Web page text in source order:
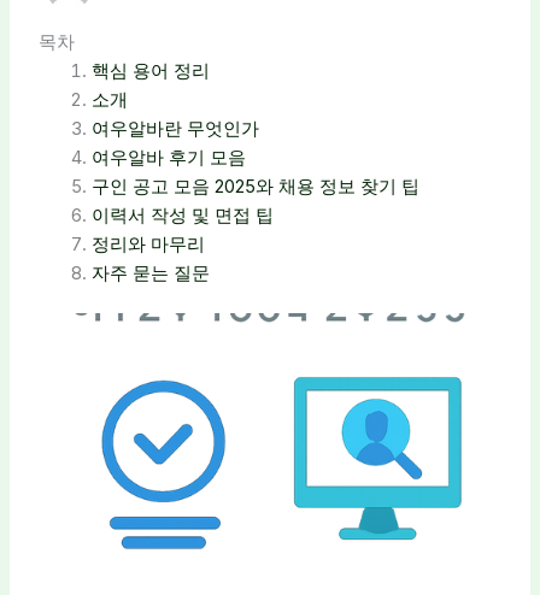
목차
핵심 용어 정리
소개
여우알바란 무엇인가
여우알바 후기 모음
구인 공고 모음 2025와 채용 정보 찾기 팁
이력서 작성 및 면접 팁
정리와 마무리
자주 묻는 질문